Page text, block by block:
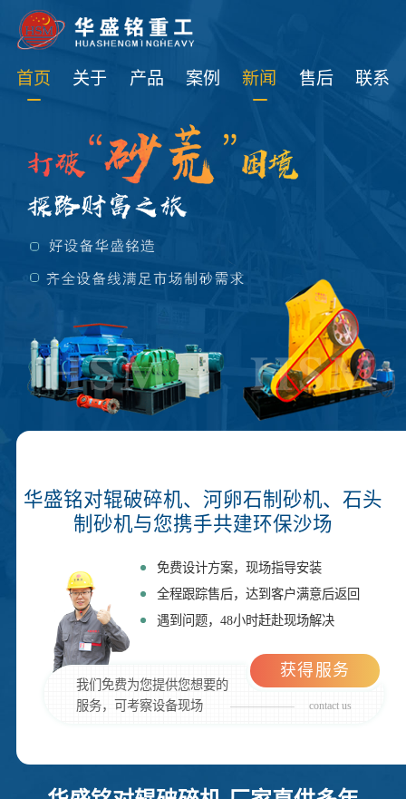
首页 关于 产品 案例 新闻 售后 联系
华盛铭对辊破碎机、河卵石制砂机、石头
制砂机与您携手共建环保沙场
免费设计方案，现场指导安装
全程跟踪售后，达到客户满意后返回
遇到问题，48小时赶赴现场解决
我们免费为您提供您想要的
服务，可考察设备现场
contact us
获得服务